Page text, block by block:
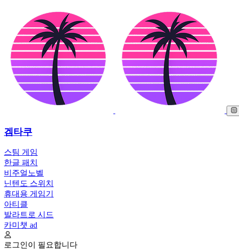
겜타쿠
스팀 게임
한글 패치
비주얼노벨
닌텐도 스위치
휴대용 게임기
아티클
발라트로 시드
카미챗 ad
로그인이 필요합니다